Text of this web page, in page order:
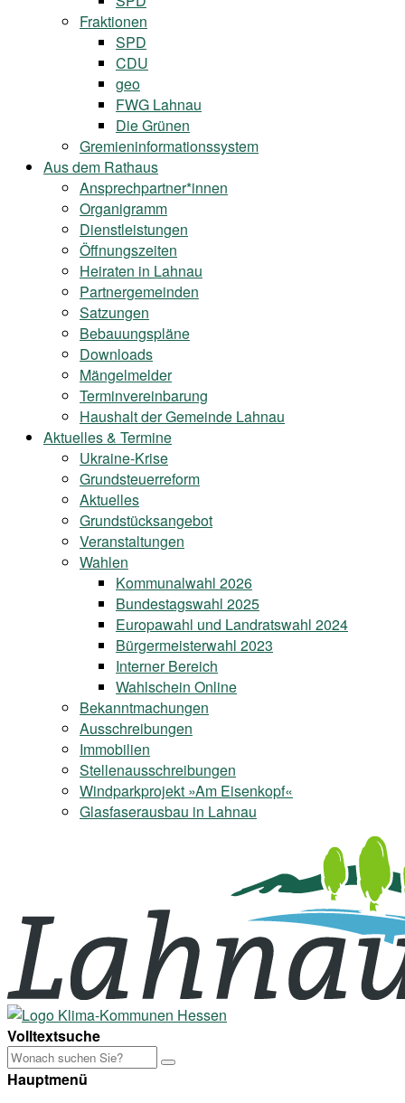
Fraktionen
SPD
CDU
geo
FWG Lahnau
Die Grünen
Gremieninformationssystem
Aus dem Rathaus
Ansprechpartner*innen
Organigramm
Dienstleistungen
Öffnungszeiten
Heiraten in Lahnau
Partnergemeinden
Satzungen
Bebauungspläne
Downloads
Mängelmelder
Terminvereinbarung
Haushalt der Gemeinde Lahnau
Aktuelles & Termine
Ukraine-Krise
Grundsteuerreform
Aktuelles
Grundstücksangebot
Veranstaltungen
Wahlen
Kommunalwahl 2026
Bundestagswahl 2025
Europawahl und Landratswahl 2024
Bürgermeisterwahl 2023
Interner Bereich
Wahlschein Online
Bekanntmachungen
Ausschreibungen
Immobilien
Stellenausschreibungen
Windparkprojekt »Am Eisenkopf«
Glasfaserausbau in Lahnau
Volltextsuche
Hauptmenü